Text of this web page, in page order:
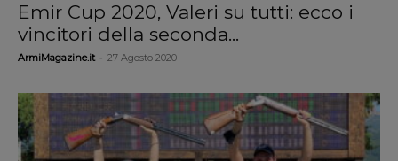
Emir Cup 2020, Valeri su tutti: ecco i
vincitori della seconda...
ArmiMagazine.it 27 Agosto 2020